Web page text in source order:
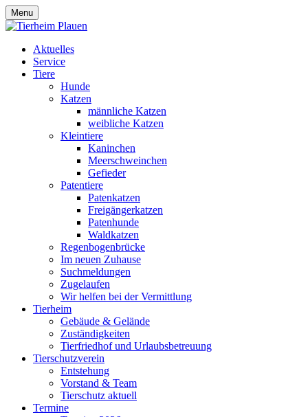
Menu
Aktuelles
Service
Tiere
Hunde
Katzen
männliche Katzen
weibliche Katzen
Kleintiere
Kaninchen
Meerschweinchen
Gefieder
Patentiere
Patenkatzen
Freigängerkatzen
Patenhunde
Waldkatzen
Regenbogenbrücke
Im neuen Zuhause
Suchmeldungen
Zugelaufen
Wir helfen bei der Vermittlung
Tierheim
Gebäude & Gelände
Zuständigkeiten
Tierfriedhof und Urlaubsbetreuung
Tierschutzverein
Entstehung
Vorstand & Team
Tierschutz aktuell
Termine